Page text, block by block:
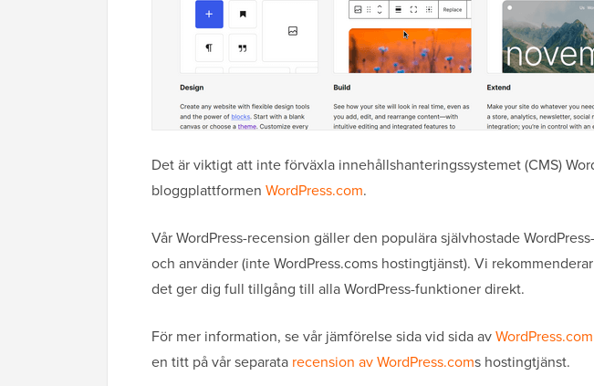
Det är viktigt att inte förväxla innehållshanteringssystemet (CMS)
bloggplattformen WordPress.com.
Vår WordPress-recension gäller den populära självhostade
och använder (inte WordPress.coms hostingtjänst). Vi
det ger dig full tillgång till alla WordPress-funktioner direkt.
För mer information, se vår jämförelse sida vid sida av
en titt på vår separata recension av WordPress.coms hostingtjänst.